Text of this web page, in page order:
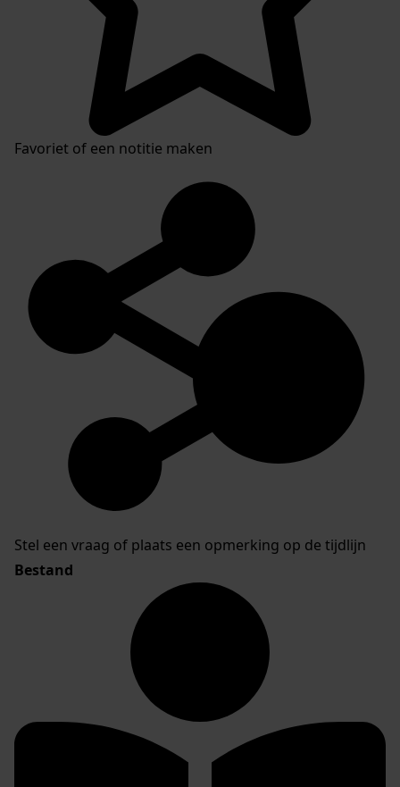
Favoriet of een notitie maken
Stel een vraag of plaats een opmerking op de tijdlijn
Bestand